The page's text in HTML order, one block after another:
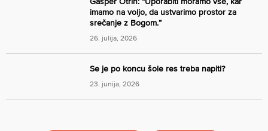
imamo na voljo, da ustvarimo prostor za
srečanje z Bogom.”
26. julija, 2026
Se je po koncu šole res treba napiti?
23. junija, 2026